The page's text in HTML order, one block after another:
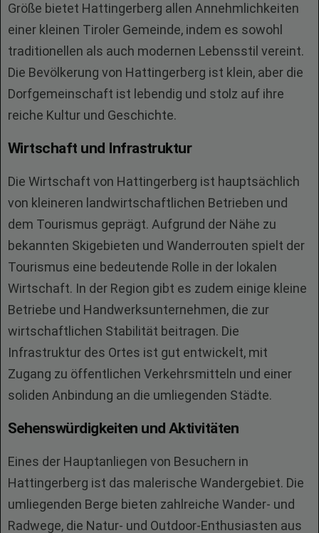
Größe bietet Hattingerberg allen Annehmlichkeiten
einer kleinen Tiroler Gemeinde, indem es sowohl
traditionellen als auch modernen Lebensstil vereint.
Die Bevölkerung von Hattingerberg ist klein, aber die
Dorfgemeinschaft ist lebendig und stolz auf ihre
reiche Kultur und Geschichte.
Wirtschaft und Infrastruktur
Die Wirtschaft von Hattingerberg ist hauptsächlich
von kleineren landwirtschaftlichen Betrieben und
dem Tourismus geprägt. Aufgrund der Nähe zu
bekannten Skigebieten und Wanderrouten spielt der
Tourismus eine bedeutende Rolle in der lokalen
Wirtschaft. In der Region gibt es zudem einige kleine
Betriebe und Handwerksunternehmen, die zur
wirtschaftlichen Stabilität beitragen. Die
Infrastruktur des Ortes ist gut entwickelt, mit
Zugang zu öffentlichen Verkehrsmitteln und einer
soliden Anbindung an die umliegenden Städte.
Sehenswürdigkeiten und Aktivitäten
Eines der Hauptanliegen von Besuchern in
Hattingerberg ist das malerische Wandergebiet. Die
umliegenden Berge bieten zahlreiche Wander- und
Radwege, die Natur- und Outdoor-Enthusiasten aus